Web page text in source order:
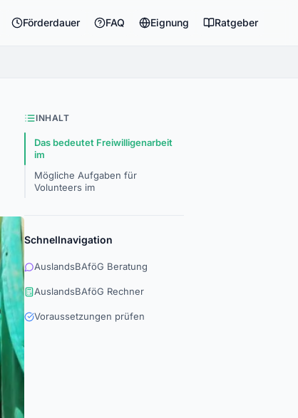
Förderdauer FAQ Eignung Ratgeber
INHALT
Das bedeutet Freiwilligenarbeit
im
Mögliche Aufgaben für
Volunteers im
Schnellnavigation
AuslandsBAföG Beratung
AuslandsBAföG Rechner
Voraussetzungen prüfen